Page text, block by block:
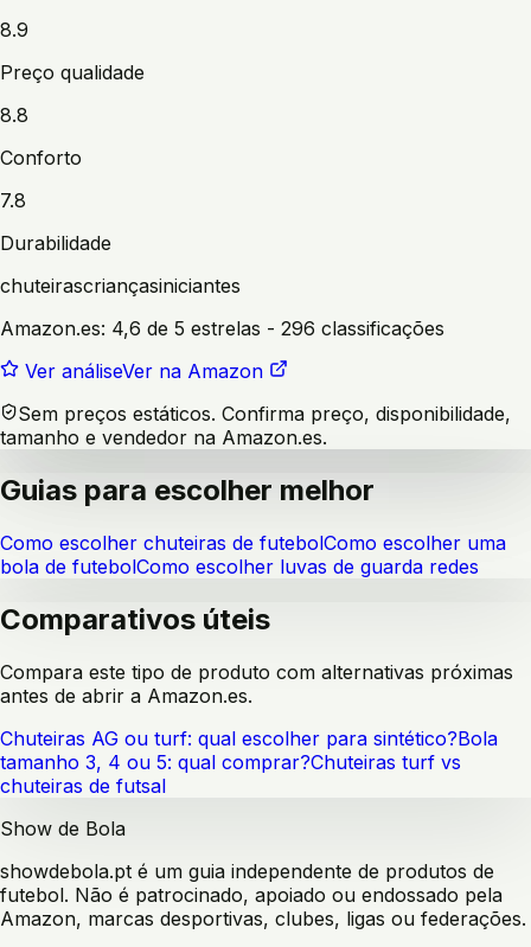
8.9
Preço qualidade
8.8
Conforto
7.8
Durabilidade
chuteirascriançasiniciantes
Amazon.es: 4,6 de 5 estrelas - 296 classificações
Ver análiseVer na Amazon
Sem preços estáticos. Confirma preço, disponibilidade,
tamanho e vendedor na Amazon.es.
Guias para escolher melhor
Como escolher chuteiras de futebolComo escolher uma
bola de futebolComo escolher luvas de guarda redes
Comparativos úteis
Compara este tipo de produto com alternativas próximas
antes de abrir a Amazon.es.
Chuteiras AG ou turf: qual escolher para sintético?Bola
tamanho 3, 4 ou 5: qual comprar?Chuteiras turf vs
chuteiras de futsal
Show de Bola
showdebola.pt é um guia independente de produtos de
futebol. Não é patrocinado, apoiado ou endossado pela
Amazon, marcas desportivas, clubes, ligas ou federações.